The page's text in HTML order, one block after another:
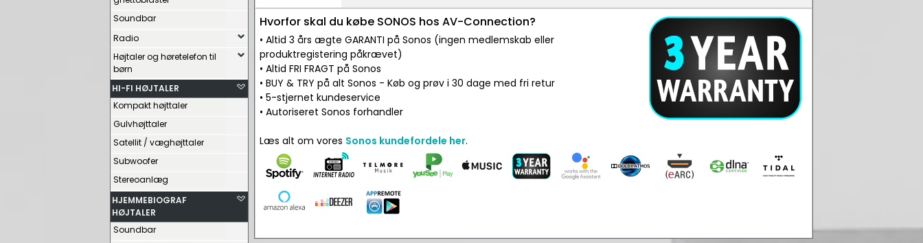
Soundbar
Radio
Højtaler og høretelefon til
børn
HI-FI HØJTALER
Kompakt højttaler
Gulvhøjttaler
Satellit / væghøjttaler
Subwoofer
Stereoanlæg
HJEMMEBIOGRAF
HØJTALER
Soundbar
Hvorfor skal du købe SONOS hos AV-Connection?
• Altid 3 års ægte GARANTI på Sonos (ingen medlemskab eller
produktregistering påkrævet)
• Altid FRI FRAGT på Sonos
• BUY & TRY på alt Sonos - Køb og prøv i 30 dage med fri retur
• 5-stjernet kundeservice
• Autoriseret Sonos forhandler
Læs alt om vores Sonos kundefordele her.